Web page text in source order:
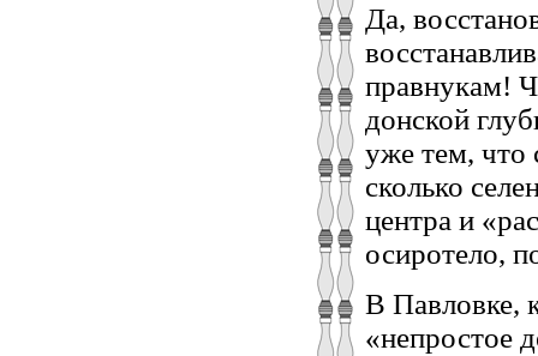
Да,
правнукам!
донской
уже тем, что
сколько
центра и
осиротело,
В Павловке,
«непростое